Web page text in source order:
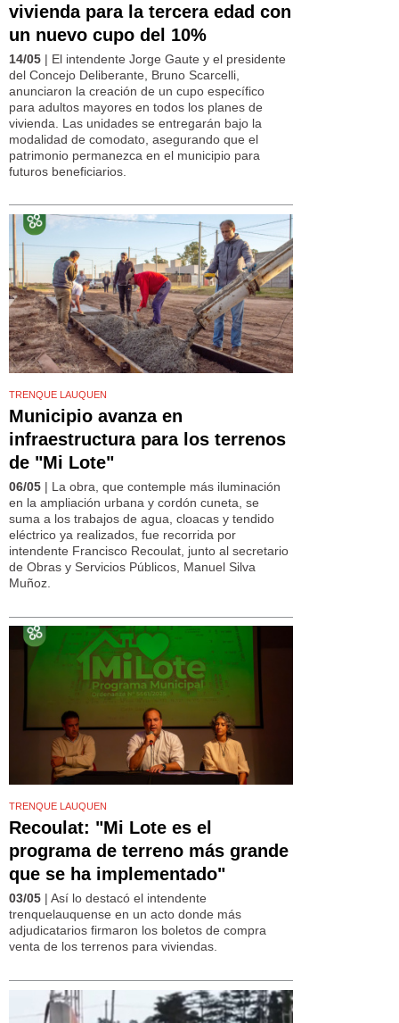
vivienda para la tercera edad con
un nuevo cupo del 10%
14/05 | El intendente Jorge Gaute y el presidente
del Concejo Deliberante, Bruno Scarcelli,
anunciaron la creación de un cupo específico
para adultos mayores en todos los planes de
vivienda. Las unidades se entregarán bajo la
modalidad de comodato, asegurando que el
patrimonio permanezca en el municipio para
futuros beneficiarios.
TRENQUE LAUQUEN
Municipio avanza en
infraestructura para los terrenos
de "Mi Lote"
06/05 | La obra, que contemple más iluminación
en la ampliación urbana y cordón cuneta, se
suma a los trabajos de agua, cloacas y tendido
eléctrico ya realizados, fue recorrida por
intendente Francisco Recoulat, junto al secretario
de Obras y Servicios Públicos, Manuel Silva
Muñoz.
TRENQUE LAUQUEN
Recoulat: "Mi Lote es el
programa de terreno más grande
que se ha implementado"
03/05 | Así lo destacó el intendente
trenquelauquense en un acto donde más
adjudicatarios firmaron los boletos de compra
venta de los terrenos para viviendas.